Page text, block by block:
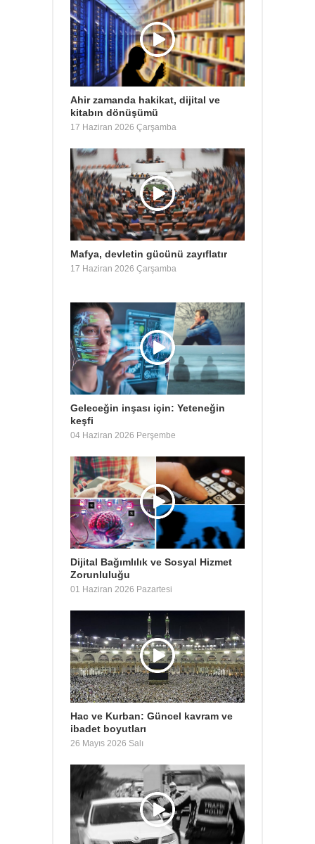
Ahir zamanda hakikat, dijital ve
kitabın dönüşümü
17 Haziran 2026 Çarşamba
Mafya, devletin gücünü zayıflatır
17 Haziran 2026 Çarşamba
Geleceğin inşası için: Yeteneğin
keşfi
04 Haziran 2026 Perşembe
Dijital Bağımlılık ve Sosyal Hizmet
Zorunluluğu
01 Haziran 2026 Pazartesi
Hac ve Kurban: Güncel kavram ve
ibadet boyutları
26 Mayıs 2026 Salı